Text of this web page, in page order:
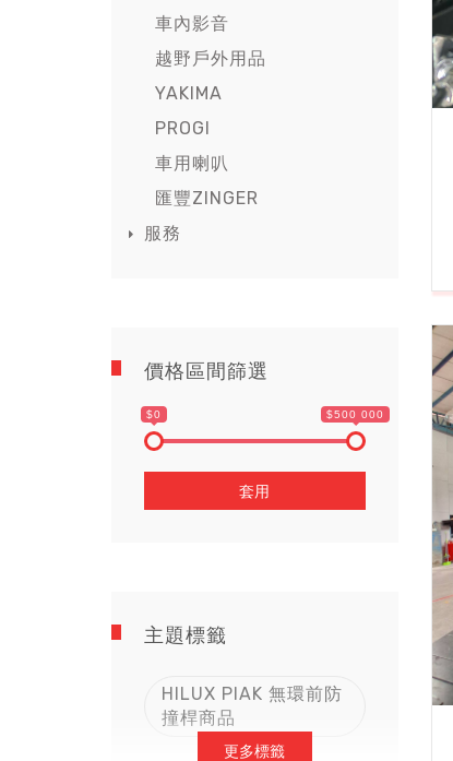
車內影音
越野戶外用品
YAKIMA
PROGI
車用喇叭
匯豐ZINGER
服務
價格區間篩選
$0 $500 000
套用
主題標籤
HILUX PIAK 無環前防
撞桿商品
更多標籤